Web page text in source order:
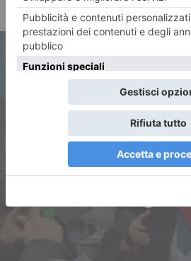
Nicco: “Al
resistenza